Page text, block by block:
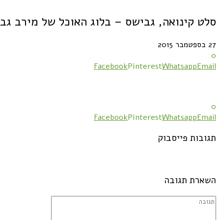
סלט קינואה, גבישס – בלוג האוכל של מירב
27 בספטמבר 2015
0
FacebookPinterestWhatsappEmail
0
FacebookPinterestWhatsappEmail
תגובות פייסבוק
השארת תגובה